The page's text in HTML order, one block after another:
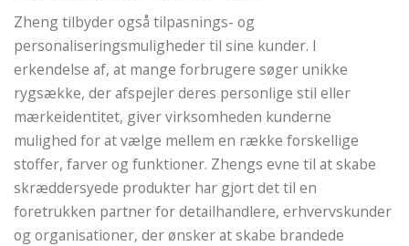
Zheng tilbyder også tilpasnings- og
personaliseringsmuligheder til sine kunder. I
erkendelse af, at mange forbrugere søger unikke
rygsække, der afspejler deres personlige stil eller
mærkeidentitet, giver virksomheden kunderne
mulighed for at vælge mellem en række forskellige
stoffer, farver og funktioner. Zhengs evne til at skabe
skræddersyede produkter har gjort det til en
foretrukken partner for detailhandlere, erhvervskunder
og organisationer, der ønsker at skabe brandede